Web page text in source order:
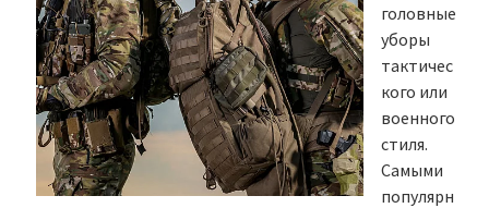
головные
уборы
тактичес
кого или
военного
стиля.
Самыми
популярн